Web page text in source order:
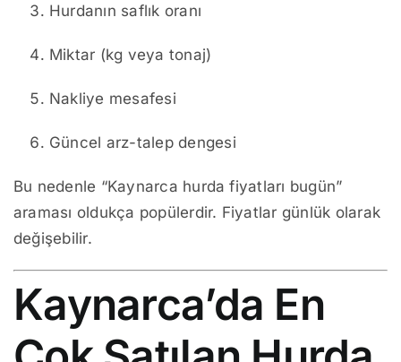
Hurdanın saflık oranı
Miktar (kg veya tonaj)
Nakliye mesafesi
Güncel arz-talep dengesi
Bu nedenle “Kaynarca hurda fiyatları bugün”
araması oldukça popülerdir. Fiyatlar günlük olarak
değişebilir.
Kaynarca’da En